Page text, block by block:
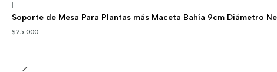
|
Soporte de Mesa Para Plantas más Maceta Bahía 9cm Diámetro
$25.000